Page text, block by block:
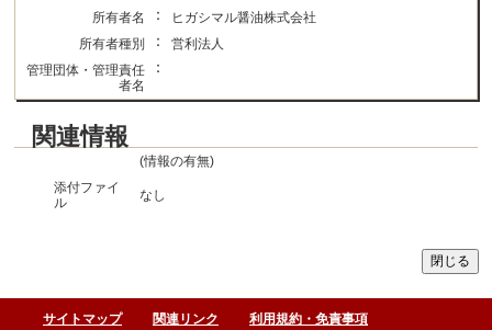
所有者名 ：
ヒガシマル醤油株式会社
所有者種別
：
営利法人
管理団体・管理責任
者名
：
関連情報
(情報の有無)
添付ファイ
ル
なし
サイトマップ 関連リンク 利用規約・免責事項